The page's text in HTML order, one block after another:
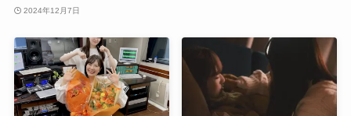
2024年12月7日